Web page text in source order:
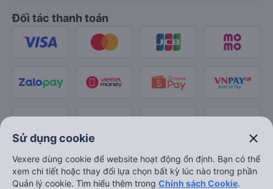
Đối tác thanh toán
Sử dụng cookie close
Vexere dùng cookie để website hoạt động ổn định. Bạn có thể
xem chi tiết hoặc thay đổi lựa chọn bất kỳ lúc nào trong phần
Quản lý cookie. Tìm hiểu thêm trong Chính sách Cookie.